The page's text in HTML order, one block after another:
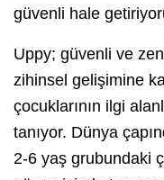
güvenli hale
Uppy; güvenli ve
zihinsel gelişimine
çocuklarının ilgi
tanıyor. Dünya
2-6 yaş grubundaki